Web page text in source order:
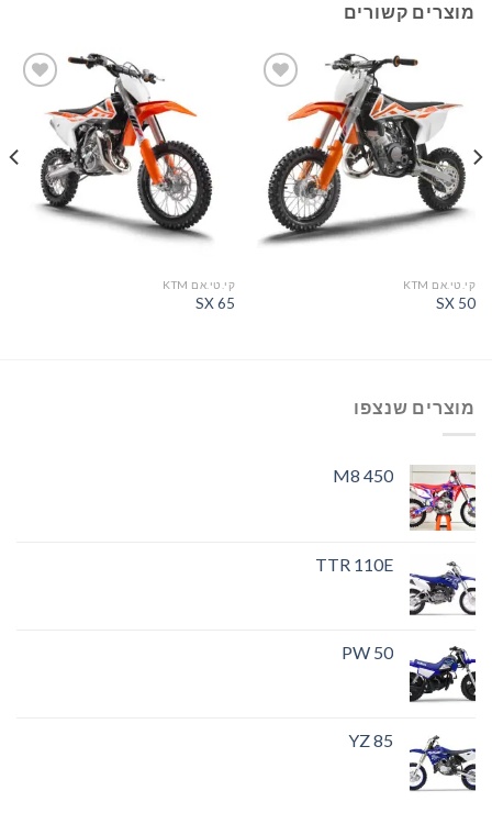
מוצרים קשורים
לרשימת
המשאלות
קי.טי.אם KTM
SX 50
לרשימת
המשאלות
קי.טי.אם KTM
SX 65
מוצרים שנצפו
M8 450
TTR 110E
PW 50
YZ 85